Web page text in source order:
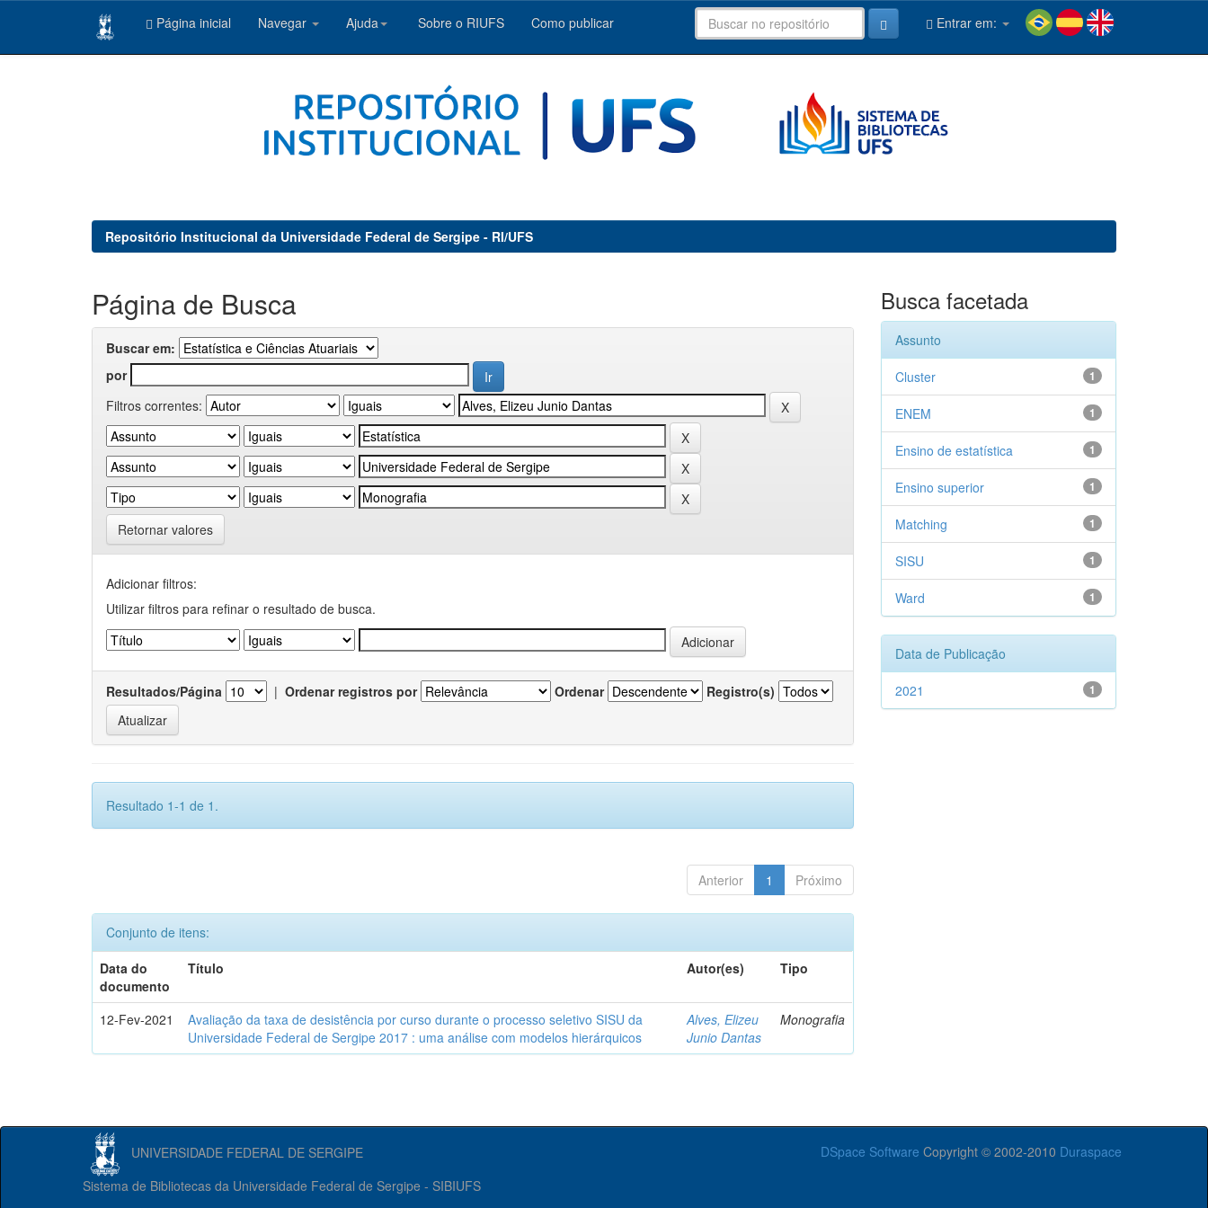
Página inicial Navegar Ajuda Sobre o RIUFS Como publicar Entrar em:
Repositório Institucional da Universidade Federal de Sergipe - RI/UFS
Página de Busca
Buscar em:
por
Filtros correntes:
Retornar valores
Adicionar filtros:
Utilizar filtros para refinar o resultado de busca.
Resultados/Página | Ordenar registros por Ordenar Registro(s)
Resultado 1-1 de 1.
Anterior 1 Próximo
Conjunto de itens:
Data do
documento
Título Autor(es) Tipo
12-Fev-2021
Avaliação da taxa de desistência por curso durante o processo seletivo SISU da
Universidade Federal de Sergipe 2017 : uma análise com modelos hierárquicos
Alves, Elizeu
Junio Dantas
Monografia
Busca facetada
Assunto
1
Cluster
1
ENEM
1
Ensino de estatística
1
Ensino superior
1
Matching
1
SISU
1
Ward
Data de Publicação
1
2021
UNIVERSIDADE FEDERAL DE SERGIPE DSpace Software Copyright © 2002-2010 Duraspace
Sistema de Bibliotecas da Universidade Federal de Sergipe - SIBIUFS